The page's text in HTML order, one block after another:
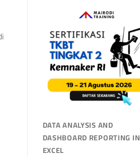
DATA ANALYSIS AND
DASHBOARD REPORTING IN
EXCEL